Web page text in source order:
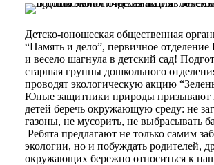
Детско-юношеская общественная
“Память и дело”, первичное
и весело шагнула в детский сад!
старшая группы дошкольного
проводят экологическую акцию
Юные защитники природы призывают
детей беречь окружающую среду: не
газоны, не мусорить, не выбрасывать
Ребята предлагают не только самим
экологии, но и побуждать родителей,
окружающих бережно относиться к